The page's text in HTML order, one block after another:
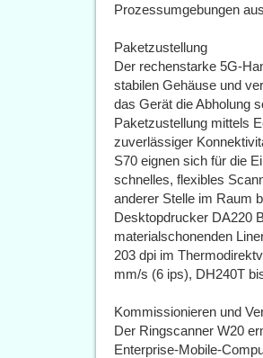
Prozessumgebungen
Paketzustellung
Der rechenstarke 5G-
stabilen Gehäuse und
das Gerät die Abholung
Paketzustellung mittels
zuverlässiger
S70 eignen sich für die
schnelles, flexibles
anderer Stelle im Raum
Desktopdrucker DA220
materialschonenden
203 dpi im
mm/s (6 ips), DH240T
Kommissionieren und
Der Ringscanner W20
Enterprise-Mobile-